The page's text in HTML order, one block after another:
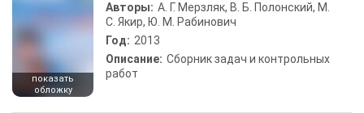
показать
обложку
Авторы: А. Г. Мерзляк, В. Б. Полонский, М.
С. Якир, Ю. М. Рабинович
Год: 2013
Описание: Сборник задач и контрольных
работ